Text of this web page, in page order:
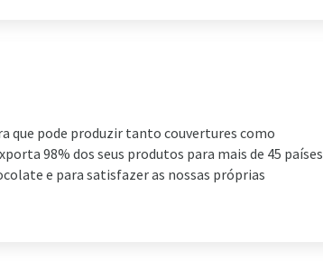
que pode produzir tanto couvertures como
98% dos seus produtos para mais de 45 países
e para satisfazer as nossas próprias